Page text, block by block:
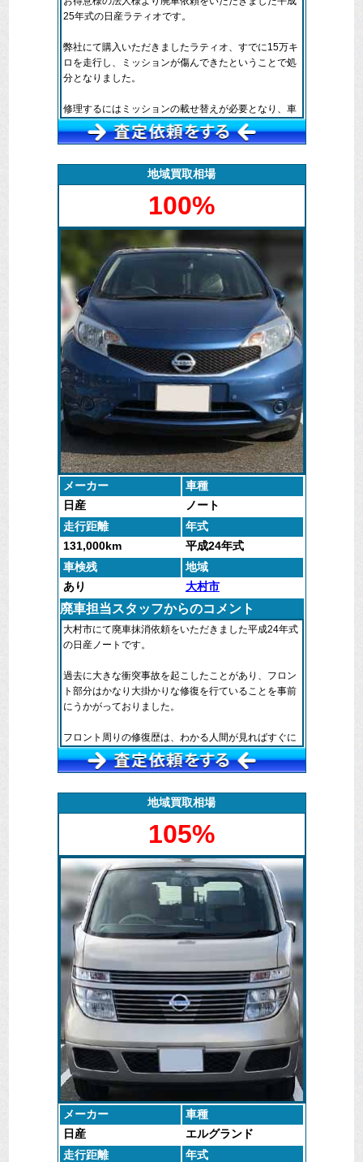
25年式の日産ラティオです。
弊社にて購入いただきましたラティオ、すでに15万キ
ロを走行し、ミッションが傷んできたということで処
分となりました。
修理するにはミッションの載せ替えが必要となり、車
検もあわせてそこそこの金額となってしまうため、中
古車を購入するということで処分が決まりました。
廃車マックス長崎では、個人・法人を問わず中古車や
新古車の販売からメンテナンス、車検までお車のこと
であればどのようなことにも対応させていただきま
残念なことにラティオに関しましては需要がないため
部品としての査定もできませんでした。
法人車両、よろこんで査定させていただきます。
地域買取相場
100%
メーカー
車種
日産
ノート
走行距離
年式
131,000km
平成24年式
車検残
地域
あり
大村市
廃車担当スタッフからのコメント
大村市にて廃車抹消依頼をいただきました平成24年式
の日産ノートです。
過去に大きな衝突事故を起こしたことがあり、フロン
ト部分はかなり大掛かりな修復を行ていることを事前
にうかがっておりました。
フロント周りの修復歴は、わかる人間が見ればすぐに
わかります。
処分するという廃車マックス長崎を探していただきお
問い合わせをいただいた次第です。
しかしその修復で新品の交換部品などはまだ再利用可
能という判断ができましたので、パーツとしての価値
は査定させていただきました。
このような事例の時に限りますが、修復歴の書類など
が残っている場合にはいい方向に働くこともあります
ね。
処分は廃車マックス長崎まで。
地域買取相場
105%
メーカー
車種
日産
エルグランド
走行距離
年式